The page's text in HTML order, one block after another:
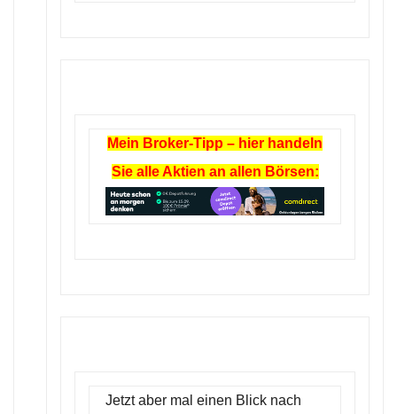
Mein Broker-Tipp – hier handeln
Sie alle Aktien an allen Börsen:
Jetzt aber mal einen Blick nach